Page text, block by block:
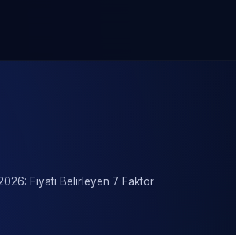
Fiyatı Belirleyen 7 Faktör